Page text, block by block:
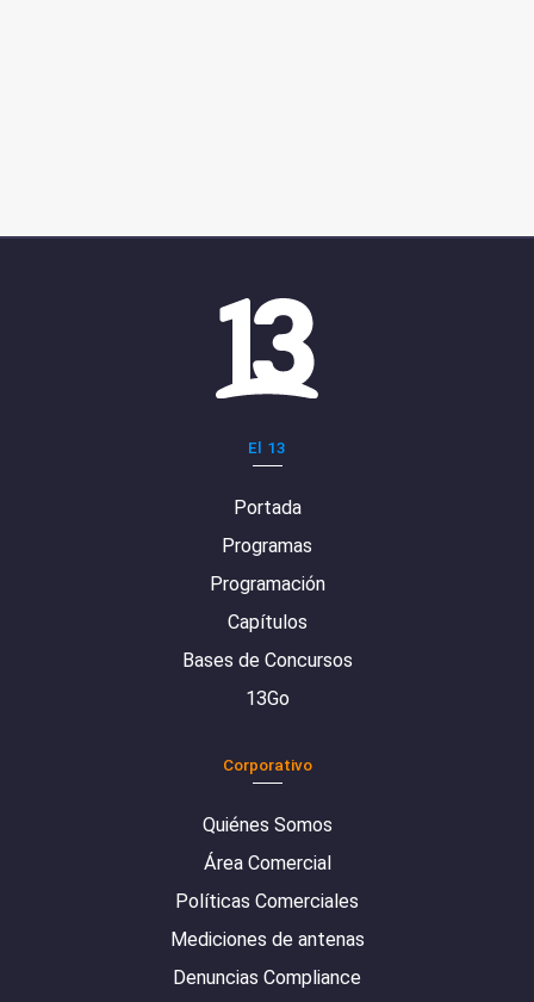
El 13
Portada
Programas
Programación
Capítulos
Bases de Concursos
13Go
Corporativo
Quiénes Somos
Área Comercial
Políticas Comerciales
Mediciones de antenas
Denuncias Compliance